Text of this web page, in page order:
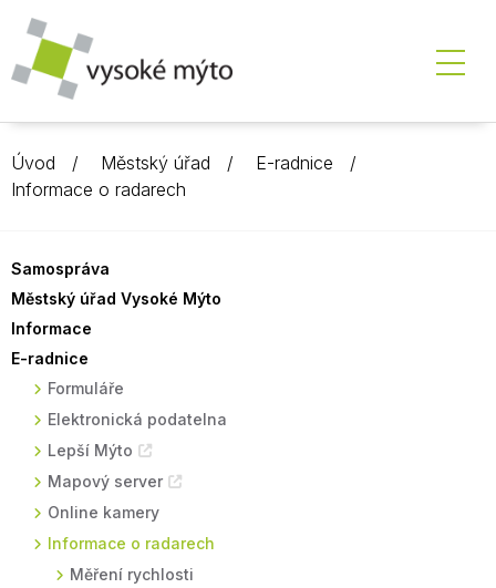
Úvod Městský úřad
E-radnice
Informace o radarech
Samospráva
Městský úřad Vysoké Mýto
Informace
E-radnice
Formuláře
Elektronická podatelna
Lepší Mýto
Mapový server
Online kamery
Informace o radarech
Měření rychlosti